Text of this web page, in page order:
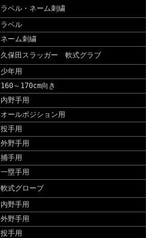
ラベル・ネーム刺繍
ラベル
ネーム刺繍
久保田スラッガー 軟式グラブ
少年用
160～170cm向き
内野手用
オールポジション用
投手用
外野手用
捕手用
一塁手用
軟式グローブ
内野手用
外野手用
投手用